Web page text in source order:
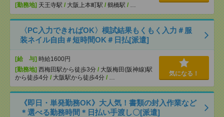
[勤務地] 天王寺駅 / 大阪上本町駅 / 鶴橋駅 / …
〈PC入力できればOK〉模試結果もくもく入力＃服
装ネイル自由＃短時間OK＃日払[派遣]
[給 与] 時給1600円
[勤務地] 西梅田駅から徒歩3分 / 大阪梅田(阪神線)駅
から徒歩4分 / 大阪駅から徒歩4分 / …
気になる！
《即日・単発勤務OK》大人気！書類の封入作業など
＊選べる勤務時間＊日払い手渡し〇[派遣]